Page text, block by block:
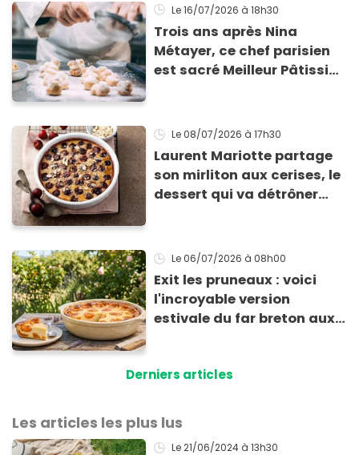
Le 16/07/2026 à 18h30
Trois ans après Nina
Métayer, ce chef parisien
est sacré Meilleur Pâtissier
Le 08/07/2026 à 17h30
Laurent Mariotte partage
son mirliton aux cerises, le
dessert qui va détrôner
Le 06/07/2026 à 08h00
Exit les pruneaux : voici
l'incroyable version
estivale du far breton aux
Derniers articles
Les articles les plus lus
Le 21/06/2024 à 13h30